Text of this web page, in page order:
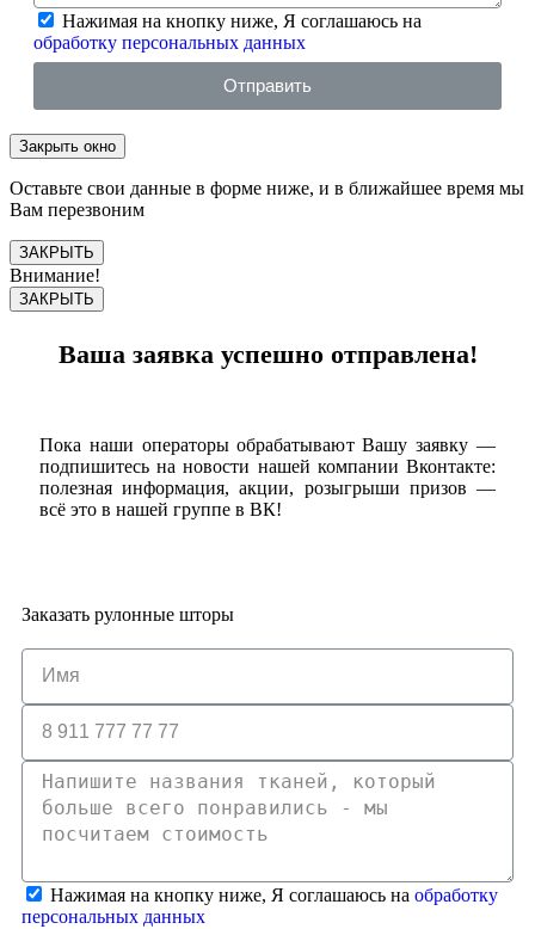
Нажимая на кнопку ниже, Я соглашаюсь на
обработку персональных данных
Отправить
Закрыть окно
Оставьте свои данные в форме ниже, и в ближайшее время мы
Вам перезвоним
ЗАКРЫТЬ
Внимание!
ЗАКРЫТЬ
Ваша заявка успешно отправлена!
Пока наши операторы обрабатывают Вашу заявку —
подпишитесь на новости нашей компании Вконтакте:
полезная информация, акции, розыгрыши призов —
всё это в нашей группе в ВК!
Заказать рулонные шторы
Нажимая на кнопку ниже, Я соглашаюсь на обработку
персональных данных